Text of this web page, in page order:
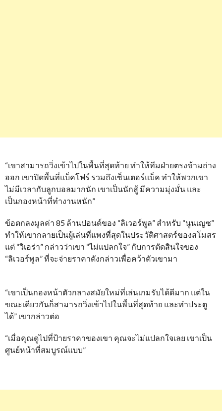
“เขาสามารถวิ่งเข้าไปในพื้นที่สุดท้าย ทำให้ทีมฝ่ายตรงข้ามถ่าง
ออก เขาปิดพื้นที่แบ็คโฟร์ รวมถึงเซ็นเตอร์แบ็ค ทำให้พวกเขา
ไม่มีเวลากับลูกบอลมากนัก เขาเป็นนักสู้ มีความมุ่งมั่น และ
เป็นกองหน้าที่ทำงานหนัก”
ข้อตกลงมูลค่า 85 ล้านปอนด์ของ “ลิเวอร์พูล” สำหรับ “นูนเญซ”
ทำให้เขากลายเป็นผู้เล่นที่แพงที่สุดในประวัติศาสตร์ของสโมสร
แต่ “วิเอร่า” กล่าวว่าเขา “ไม่แปลกใจ” กับการตัดสินใจของ
“ลิเวอร์พูล” ที่จะจ่ายราคาดังกล่าวเพื่อคว้าตัวเขามา
“เขาเป็นกองหน้าตัวกลางสมัยใหม่ที่เล่นเกมรับได้ดีมาก แต่ใน
ขณะเดียวกันก็สามารถวิ่งเข้าไปในพื้นที่สุดท้าย และทำประตู
ได้” เขากล่าวต่อ
“เมื่อคุณดูไปที่ป้ายราคาของเขา คุณจะไม่แปลกใจเลย เขาเป็น
ศูนย์หน้าที่สมบูรณ์แบบ”